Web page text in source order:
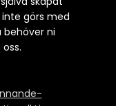
görs med
ni